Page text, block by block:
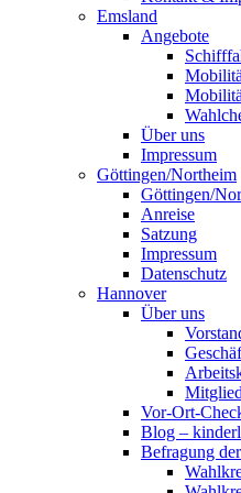
Emsland
Angebote
Über uns
Impressum
Göttingen/Northeim
Göttingen/
Anreise
Satzung
Impressum
Datenschutz
Hannover
Über uns
Vor-Ort-
Blog –
Befragung